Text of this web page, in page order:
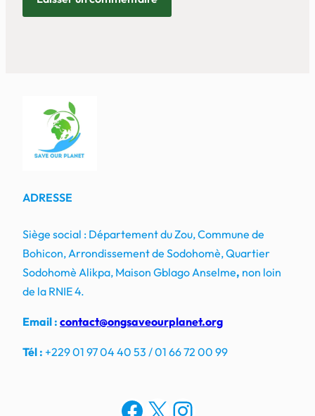
ADRESSE
Siège social : Département du Zou, Commune de
Bohicon, Arrondissement de Sodohomè, Quartier
Sodohomè Alikpa, Maison Gblago Anselme, non loin
de la RNIE 4.
Email : contact@ongsaveourplanet.org
Tél : +229 01 97 04 40 53 / 01 66 72 00 99
Facebook
X Instagram